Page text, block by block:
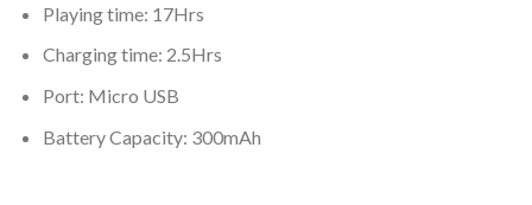
Playing time: 17Hrs
Charging time: 2.5Hrs
Port: Micro USB
Battery Capacity: 300mAh